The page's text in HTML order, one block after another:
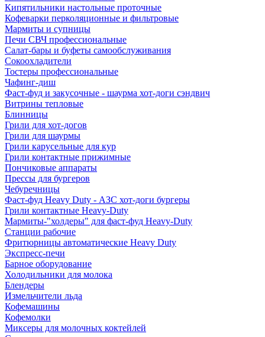
Кипятильники настольные проточные
Кофеварки перколяционные и фильтровые
Мармиты и супницы
Печи СВЧ профессиональные
Салат-бары и буфеты самообслуживания
Сокоохладители
Тостеры профессиональные
Чафинг-диш
Фаст-фуд и закусочные - шаурма хот-доги сэндвич
Витрины тепловые
Блинницы
Грили для хот-догов
Грили для шаурмы
Грили карусельные для кур
Грили контактные прижимные
Пончиковые аппараты
Прессы для бургеров
Чебуречницы
Фаст-фуд Heavy Duty - АЗС хот-доги бургеры
Грили контактные Heavy-Duty
Мармиты-"холдеры" для фаст-фуд Heavy-Duty
Станции рабочие
Фритюрницы автоматические Heavy Duty
Экспресс-печи
Барное оборудование
Холодильники для молока
Блендеры
Измельчители льда
Кофемашины
Кофемолки
Миксеры для молочных коктейлей